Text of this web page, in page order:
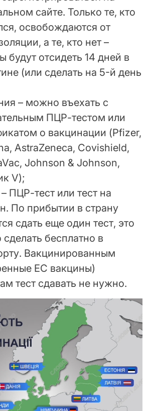
сайте. Только те, кто
освобождаются от
а те, кто нет –
будут отсидеть 14 дней в
(или сделать на 5-й день
– можно въехать с
ПЦР-тестом или
о вакцинации (Pfizer,
AstraZeneca, Covishield,
Johnson & Johnson,
V);
ПЦР-тест или тест на
По прибытии в страну
сдать еще один тест, это
бесплатно в
Вакцинированным
ЕС вакцины)
тест сдавать не нужно.